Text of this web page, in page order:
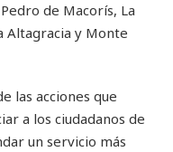
de Macorís, La
Altagracia y Monte
las acciones que
a los ciudadanos de
un servicio más